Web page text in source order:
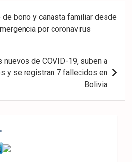
de bono y canasta familiar desde
por coronavirus
nuevos de COVID-19, suben a
y se registran 7 fallecidos en
Bolivia